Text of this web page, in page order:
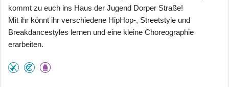
kommt zu euch ins Haus der Jugend Dorper Straße!
Mit ihr könnt ihr verschiedene HipHop-, Streetstyle und
Breakdancestyles lernen und eine kleine Choreographie
erarbeiten.